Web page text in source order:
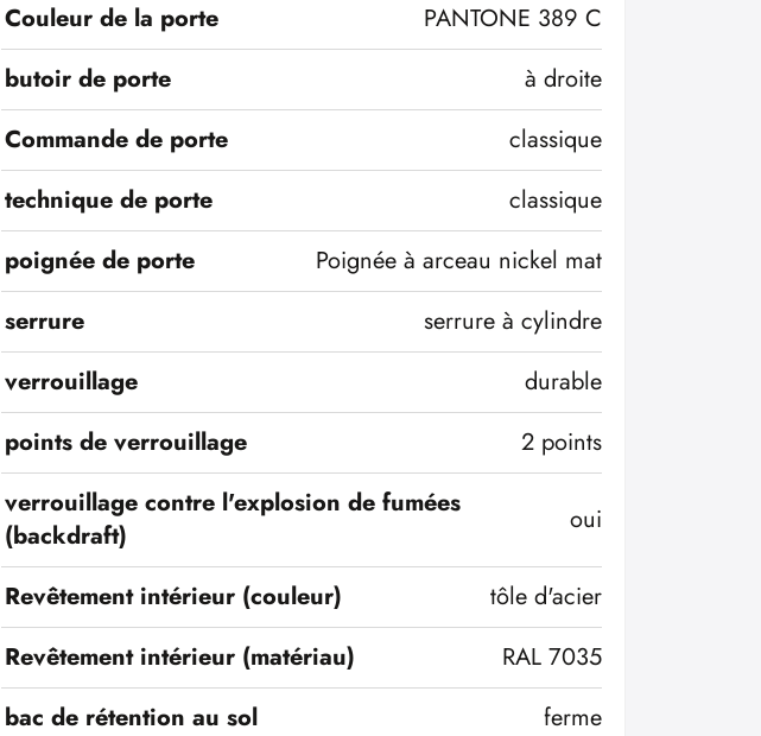
Couleur de la porte
PANTONE 389 C
butoir de porte
à droite
Commande de porte
classique
technique de porte
classique
poignée de porte
Poignée à arceau nickel mat
serrure
serrure à cylindre
verrouillage
durable
points de verrouillage
2 points
verrouillage contre l'explosion de fumées
(backdraft)
oui
Revêtement intérieur (couleur)
tôle d'acier
Revêtement intérieur (matériau)
RAL 7035
bac de rétention au sol
ferme